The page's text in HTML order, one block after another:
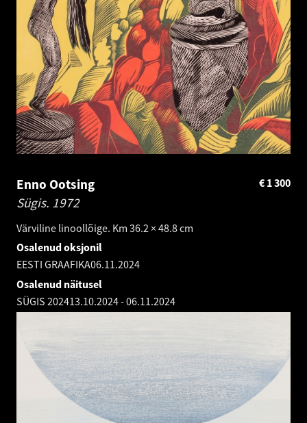
Enno Ootsing
Sügis. 1972
Värviline linoollõige. Km 36.2 × 48.8 cm
1 300
€
Osalenud oksjonil
EESTI GRAAFIKA06.11.2024
Osalenud näitusel
SÜGIS 202413.10.2024-06.11.2024